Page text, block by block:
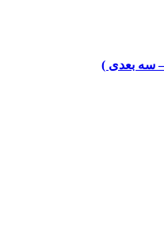
سه بعدی )